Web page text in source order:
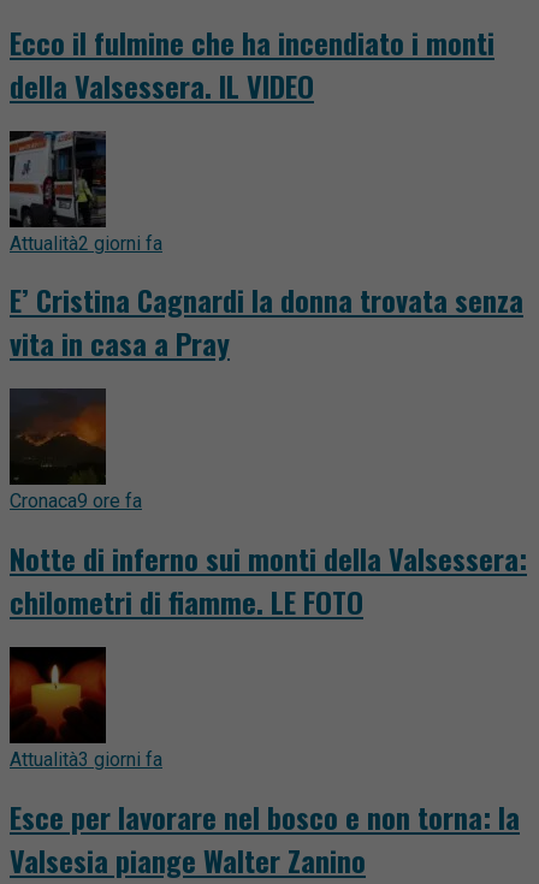
Ecco il fulmine che ha incendiato i monti
della Valsessera. IL VIDEO
Attualità2 giorni fa
E’ Cristina Cagnardi la donna trovata senza
vita in casa a Pray
Cronaca9 ore fa
Notte di inferno sui monti della Valsessera:
chilometri di fiamme. LE FOTO
Attualità3 giorni fa
Esce per lavorare nel bosco e non torna: la
Valsesia piange Walter Zanino